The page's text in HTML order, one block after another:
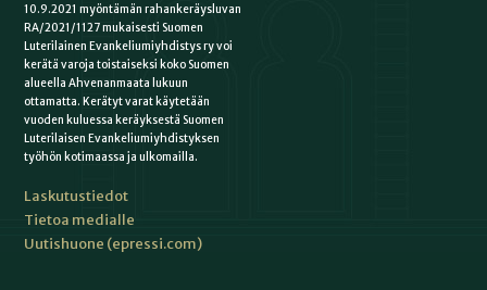
10.9.2021 myöntämän rahankeräysluvan
RA/2021/1127 mukaisesti Suomen
Luterilainen Evankeliumiyhdistys ry voi
kerätä varoja toistaiseksi koko Suomen
alueella Ahvenanmaata lukuun
ottamatta. Kerätyt varat käytetään
vuoden kuluessa keräyksestä Suomen
Luterilaisen Evankeliumiyhdistyksen
työhön kotimaassa ja ulkomailla.
Laskutustiedot
Tietoa medialle
Uutishuone (epressi.com)